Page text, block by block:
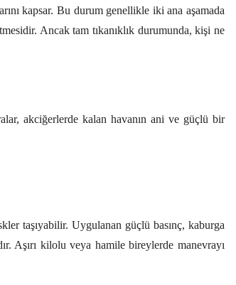
kapsar. Bu durum genellikle iki ana aşamada
Ancak tam tıkanıklık durumunda, kişi ne
akciğerlerde kalan havanın ani ve güçlü bir
taşıyabilir. Uygulanan güçlü basınç, kaburga
Aşırı kilolu veya hamile bireylerde manevrayı